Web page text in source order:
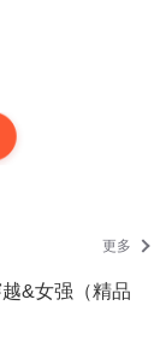
更多
&女强（精品